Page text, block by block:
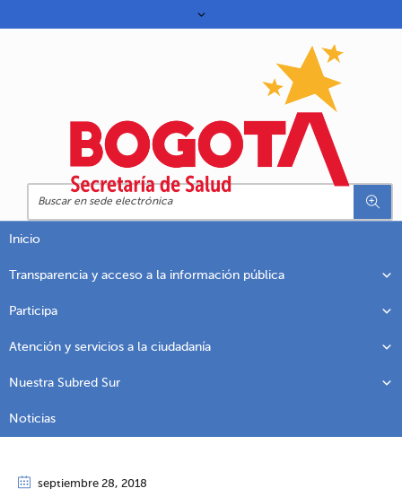
Inicio
Transparencia y acceso a la información pública
Participa
Atención y servicios a la ciudadanía
Nuestra Subred Sur
Noticias
septiembre 28, 2018